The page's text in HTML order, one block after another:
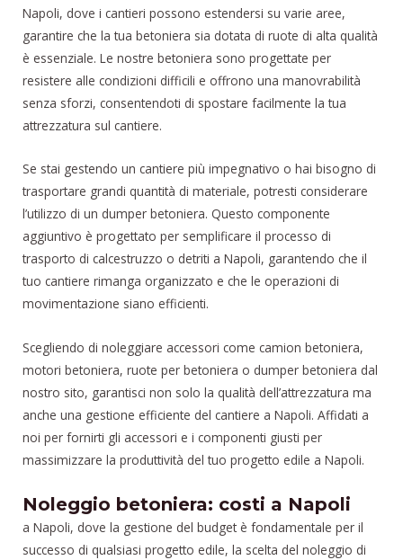
Napoli, dove i cantieri possono estendersi su varie aree,
garantire che la tua betoniera sia dotata di ruote di alta qualità
è essenziale. Le nostre betoniera sono progettate per
resistere alle condizioni difficili e offrono una manovrabilità
senza sforzi, consentendoti di spostare facilmente la tua
attrezzatura sul cantiere.
Se stai gestendo un cantiere più impegnativo o hai bisogno di
trasportare grandi quantità di materiale, potresti considerare
l’utilizzo di un dumper betoniera. Questo componente
aggiuntivo è progettato per semplificare il processo di
trasporto di calcestruzzo o detriti a Napoli, garantendo che il
tuo cantiere rimanga organizzato e che le operazioni di
movimentazione siano efficienti.
Scegliendo di noleggiare accessori come camion betoniera,
motori betoniera, ruote per betoniera o dumper betoniera dal
nostro sito, garantisci non solo la qualità dell’attrezzatura ma
anche una gestione efficiente del cantiere a Napoli. Affidati a
noi per fornirti gli accessori e i componenti giusti per
massimizzare la produttività del tuo progetto edile a Napoli.
Noleggio betoniera: costi a Napoli
a Napoli, dove la gestione del budget è fondamentale per il
successo di qualsiasi progetto edile, la scelta del noleggio di